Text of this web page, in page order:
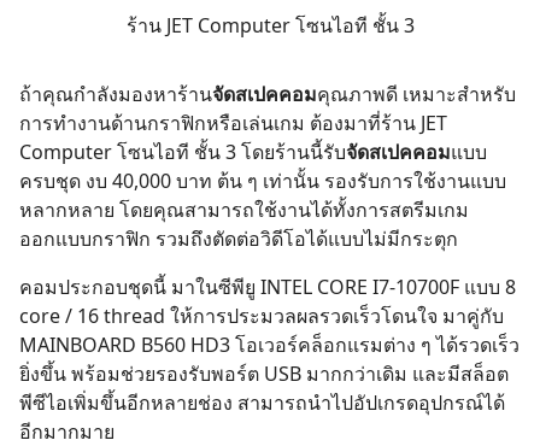
ร้าน JET Computerโซนไอที ชั้น 3
ถ้าคุณกำลังมองหาร้านจัดสเปคคอมคุณภาพดี เหมาะสำหรับ
การทำงานด้านกราฟิกหรือเล่นเกม ต้องมาที่ร้าน JET
Computerโซนไอที ชั้น 3 โดยร้านนี้รับจัดสเปคคอมแบบ
ครบชุด งบ 40,000 บาท ต้น ๆ เท่านั้น รองรับการใช้งานแบบ
หลากหลาย โดยคุณสามารถใช้งานได้ทั้งการสตรีมเกม
ออกแบบกราฟิก รวมถึงตัดต่อวิดีโอได้แบบไม่มีกระตุก
คอมประกอบชุดนี้ มาในซีพียู INTEL CORE I7-10700F แบบ 8
core / 16 thread ให้การประมวลผลรวดเร็วโดนใจ มาคู่กับ
MAINBOARD B560 HD3 โอเวอร์คล็อกแรมต่าง ๆ ได้รวดเร็ว
ยิ่งขึ้น พร้อมช่วยรองรับพอร์ต USB มากกว่าเดิม และมี​​สล็อต
พีซีไอเพิ่มขึ้นอีกหลายช่อง สามารถนำไปอัปเกรดอุปกรณ์ได้
อีกมากมาย